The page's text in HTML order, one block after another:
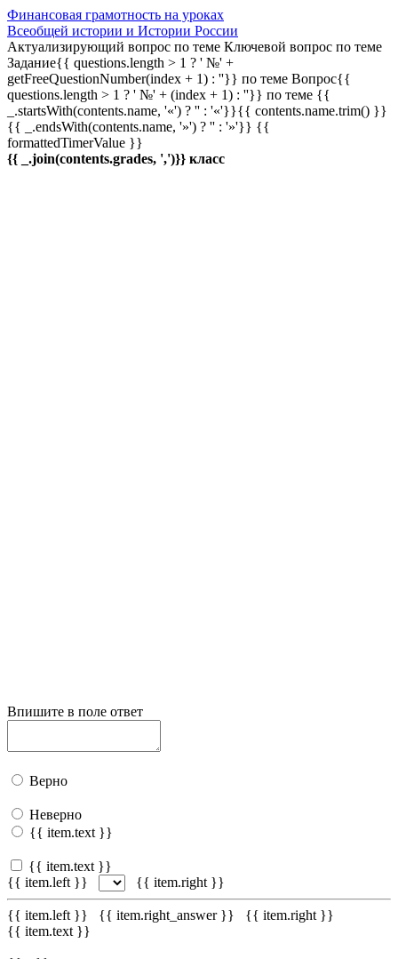
Финансовая грамотность на уроках
Всеобщей истории и Истории России
Актуализирующий вопрос по теме Ключевой вопрос по теме
Задание{{ questions.length > 1 ? ' №' +
getFreeQuestionNumber(index + 1) : ''}} по теме Вопрос{{
questions.length > 1 ? ' №' + (index + 1) : ''}} по теме {{
_.startsWith(contents.name, '«') ? '' : '«'}}{{ contents.name.trim() }}
{{ _.endsWith(contents.name, '»') ? '' : '»'}} {{
formattedTimerValue }}
{{ _.join(contents.grades, ',')}} класс
Впишите в поле ответ
Верно
Неверно
{{ item.text }}
{{ item.text }}
{{ item.left }}
{{ item.right }}
{{ item.left }} {{ item.right_answer }}
{{ item.right }}
{{ item.text }}